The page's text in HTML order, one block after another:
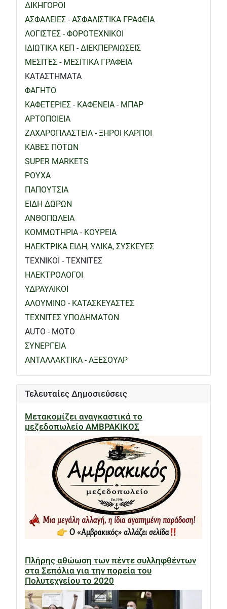
ΔΙΚΗΓΟΡΟΙ
ΑΣΦΑΛΕΙΕΣ - ΑΣΦΑΛΙΣΤΙΚΑ ΓΡΑΦΕΙΑ
ΛΟΓΙΣΤΕΣ - ΦΟΡΟΤΕΧΝΙΚΟΙ
ΙΔΙΩΤΙΚΑ ΚΕΠ - ΔΙΕΚΠΕΡΑΙΩΣΕΙΣ
ΜΕΣΙΤΕΣ - ΜΕΣΙΤΙΚΑ ΓΡΑΦΕΙΑ
ΚΑΤΑΣΤΗΜΑΤΑ
ΦΑΓΗΤΟ
ΚΑΦΕΤΕΡΙΕΣ - ΚΑΦΕΝΕΙΑ - ΜΠΑΡ
ΑΡΤΟΠΟΙΕΙΑ
ΖΑΧΑΡΟΠΛΑΣΤΕΙΑ - ΞΗΡΟΙ ΚΑΡΠΟΙ
ΚΑΒΕΣ ΠΟΤΩΝ
SUPER MARKETS
ΡΟΥΧΑ
ΠΑΠΟΥΤΣΙΑ
ΕΙΔΗ ΔΩΡΩΝ
ΑΝΘΟΠΩΛΕΙΑ
ΚΟΜΜΩΤΗΡΙΑ - ΚΟΥΡΕΙΑ
ΗΛΕΚΤΡΙΚΑ ΕΙΔΗ, ΥΛΙΚΑ, ΣΥΣΚΕΥΕΣ
ΤΕΧΝΙΚΟΙ - ΤΕΧΝΙΤΕΣ
ΗΛΕΚΤΡΟΛΟΓΟΙ
ΥΔΡΑΥΛΙΚΟΙ
ΑΛΟΥΜΙΝΟ - ΚΑΤΑΣΚΕΥΑΣΤΕΣ
ΤΕΧΝΙΤΕΣ ΥΠΟΔΗΜΑΤΩΝ
AUTO - MOTO
ΣΥΝΕΡΓΕΙΑ
ΑΝΤΑΛΛΑΚΤΙΚΑ - ΑΞΕΣΟΥΑΡ
Τελευταίες Δημοσιεύσεις
Μετακομίζει αναγκαστικά το
μεζεδοπωλείο ΑΜΒΡΑΚΙΚΟΣ
Πλήρης αθώωση των πέντε συλληφθέντων
στα Σεπόλια για την πορεία του
Πολυτεχνείου το 2020